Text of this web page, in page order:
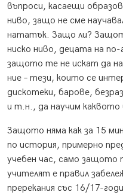
въпроси, касаещи
ниво, защо не сме
нататък. Защо ли?
ниско ниво, децата на по-
защото те не искат да
ние – тези, които се
дискотеки, барове,
и т.н., да научим каквото
Защото няма как за 15
по история, примерно
учебен час, само защото
учителят е правил
пререкания със 16/17-